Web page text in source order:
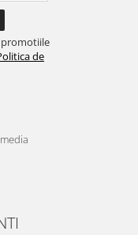
promotiile
de